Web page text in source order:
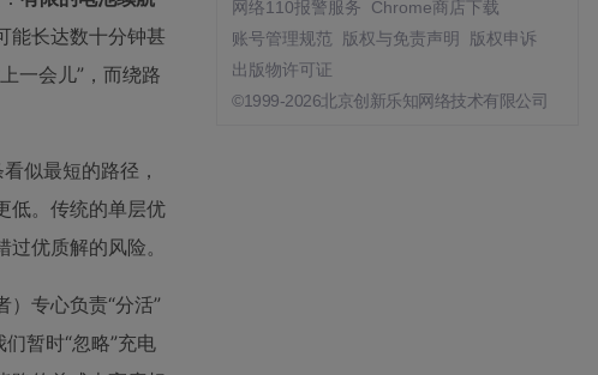
能长达数十分钟甚
一会儿”，而绕路
似最短的路径，
低。传统的单层优
优质解的风险。
专心负责“分活”
暂时“忽略”充电
网络110报警服务
Chrome商店下载
账号管理规范
版权与免责声明
版权申诉
出版物许可证
©1999-2026北京创新乐知网络技术有限公司